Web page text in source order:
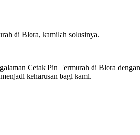
di Blora, kamilah solusinya.
Cetak Pin Termurah di Blora dengan
keharusan bagi kami.